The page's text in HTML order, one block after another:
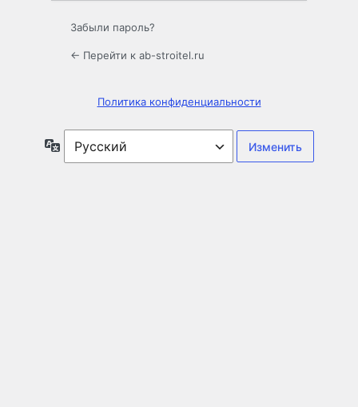
Забыли пароль?
← Перейти к ab-stroitel.ru
Политика конфиденциальности
Язык